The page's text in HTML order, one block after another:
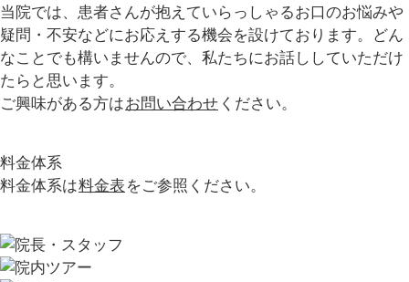
当院では、患者さんが抱えていらっしゃるお口のお悩みや
疑問・不安などにお応えする機会を設けております。どん
なことでも構いませんので、私たちにお話ししていただけ
たらと思います。
ご興味がある方はお問い合わせ ください。
料金体系
料金体系は料金表 をご参照ください。